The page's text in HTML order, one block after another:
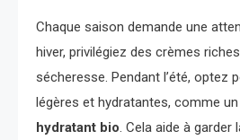
Chaque saison demande une
hiver, privilégiez des crèmes
sécheresse. Pendant l’été, optez
légères et hydratantes, comme un
hydratant bio . Cela aide à